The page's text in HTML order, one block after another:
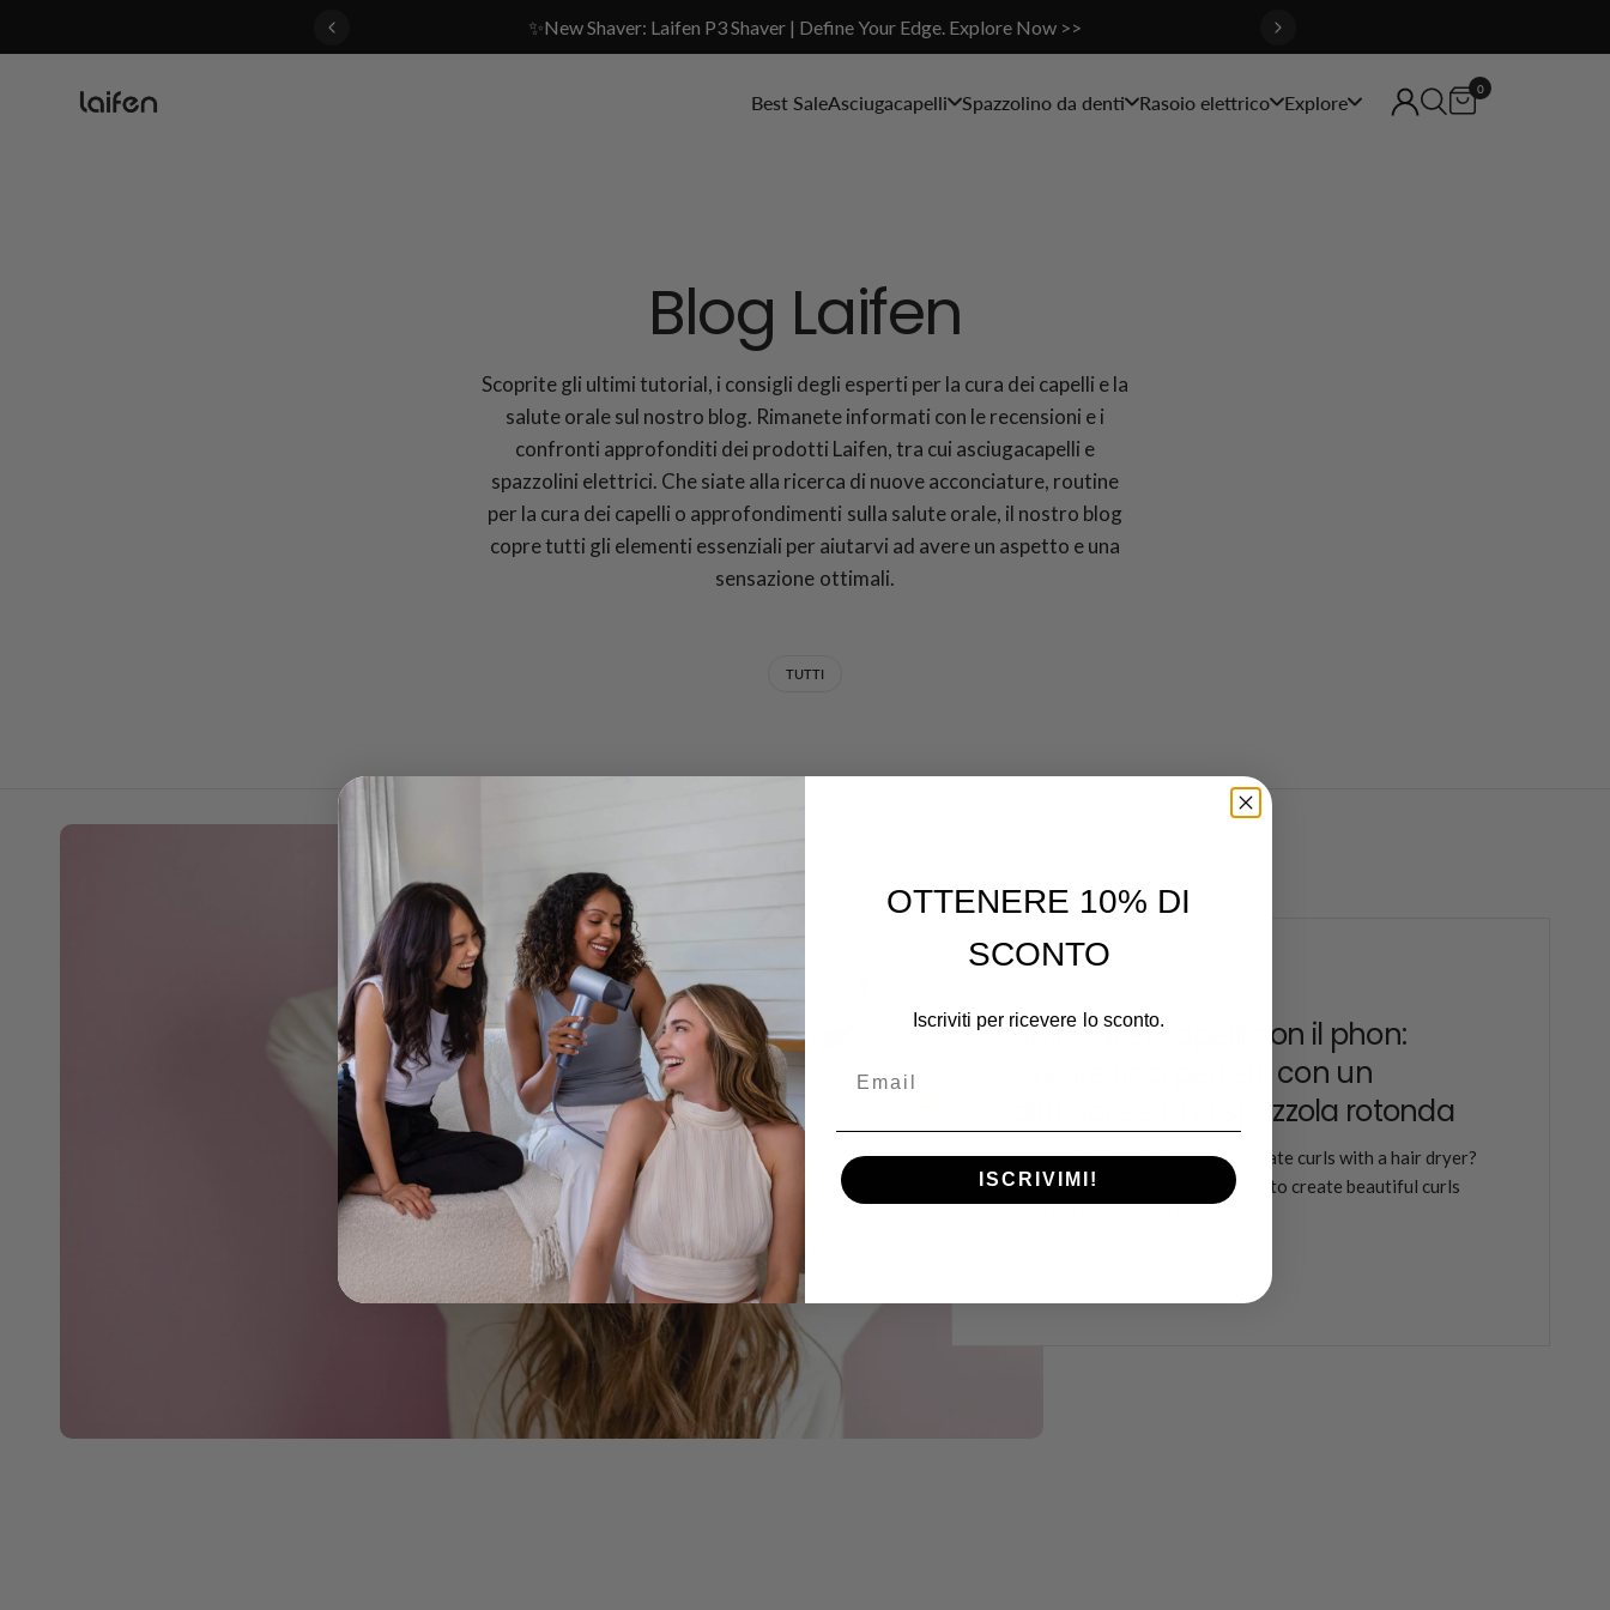
✨New Shaver: Laifen P3 Shaver | Define Your Edge. Explore Now >>
Best SaleAsciugacapelli Spazzolino da denti Rasoio elettrico Explore
0
Blog Laifen
Scoprite gli ultimi tutorial, i consigli degli esperti per la cura dei capelli e la
salute orale sul nostro blog. Rimanete informati con le recensioni e i
confronti approfonditi dei prodotti Laifen, tra cui asciugacapelli e
spazzolini elettrici. Che siate alla ricerca di nuove acconciature, routine
per la cura dei capelli o approfondimenti sulla salute orale, il nostro blog
copre tutti gli elementi essenziali per aiutarvi ad avere un aspetto e una
sensazione ottimali.
TUTTI
Arricciare i capelli con il phon:
Creare ricci perfetti con un
diffusore e una spazzola rotonda
Do you want to learn how to create curls with a hair dryer?
In this article, you will learn how to create beautiful curls
OTTENERE 10% DI
SCONTO
Iscriviti per ricevere lo sconto.
ISCRIVIMI!